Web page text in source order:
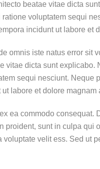
beatae vitae dicta
voluptatem sequi
incidunt ut labore et
omnis iste natus error sit
vitae dicta sunt
sequi nesciunt. Neque
labore et dolore
ea commodo
proident, sunt in culpa qui
voluptate velit ess. Sed ut